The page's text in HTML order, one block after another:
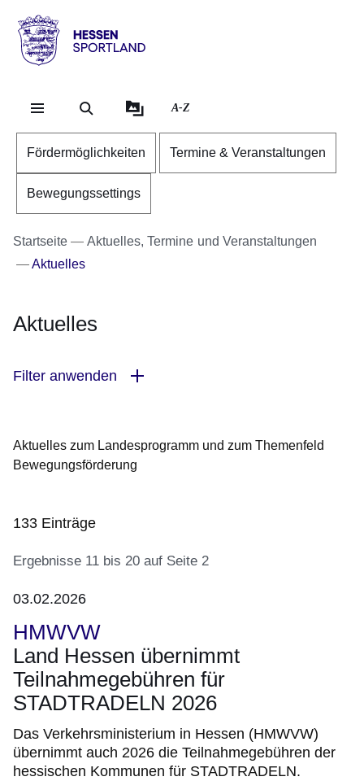
Hessen
Sportland
A-Z
Fördermöglichkeiten Termine & Veranstaltungen
Bewegungssettings
Startseite
Aktuelles, Termine und Veranstaltungen
Aktuelles
Aktuelles
Filter anwenden
Aktuelles zum Landesprogramm und zum Themenfeld
Bewegungsförderung
133 Einträge
Ergebnisse 11 bis 20 auf Seite 2
Ergebnisse:Ergebnisse
bis
Seite
03.02.2026
HMWVW
Land Hessen übernimmt
Teilnahmegebühren für
STADTRADELN 2026
Das Verkehrsministerium in Hessen (HMWVW)
übernimmt auch 2026 die Teilnahmegebühren der
hessischen Kommunen für STADTRADELN.